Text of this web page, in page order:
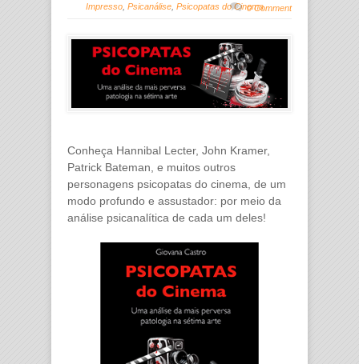
Impresso Psicanálise Psicopatas do Cinema0 Comment
Conheça Hannibal Lecter, John Kramer,
Patrick Bateman, e muitos outros
personagens psicopatas do cinema, de um
modo profundo e assustador: por meio da
análise psicanalítica de cada um deles!